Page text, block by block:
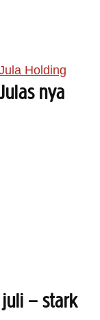
Holding
nya
– stark